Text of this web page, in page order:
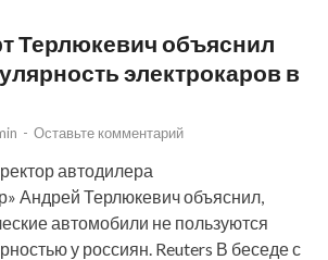
Терлюкевич объяснил
электрокаров в
- Оставьте комментарий
автодилера
Андрей Терлюкевич объяснил,
автомобили не пользуются
у россиян. Reuters В беседе с